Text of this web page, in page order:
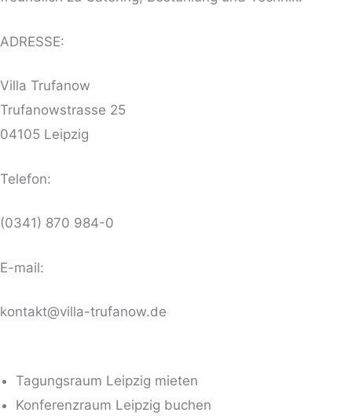
ADRESSE:
Villa Trufanow
Trufanowstrasse 25
04105 Leipzig
Telefon:
(0341) 870 984-0
E-mail:
kontakt@villa-trufanow.de
Tagungsraum Leipzig mieten
Konferenzraum Leipzig buchen